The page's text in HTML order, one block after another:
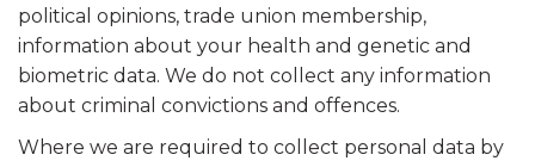
political opinions, trade union membership,
information about your health and genetic and
biometric data. We do not collect any information
about criminal convictions and offences.
Where we are required to collect personal data by